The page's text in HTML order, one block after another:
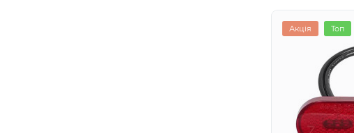
Акція Топ